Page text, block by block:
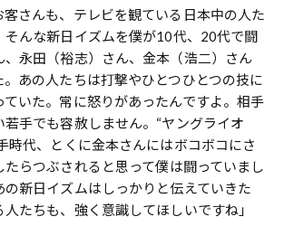
客さんも、テレビを観ている日本中の人た
そんな新日イズムを僕が10代、20代で闘
、永田（裕志）さん、金本（浩二）さん
あの人たちは打撃やひとつひとつの技に
ていた。常に怒りがあったんですよ。相手
手でも容赦しません。“ヤングライオ
時代、とくに金本さんにはボコボコにさ
らつぶされる――と思って僕は闘っていまし
の新日イズムはしっかりと伝えていきた
たちも、強く意識してほしいですね」